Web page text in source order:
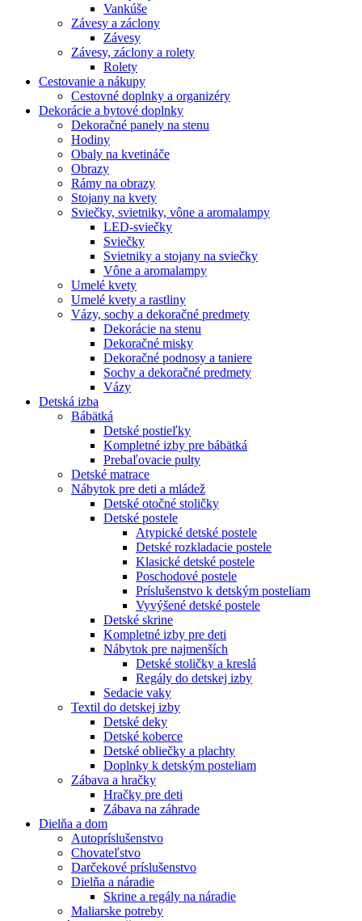
Vankúše
Závesy a záclony
Závesy
Závesy, záclony a rolety
Rolety
Cestovanie a nákupy
Cestovné doplnky a organizéry
Dekorácie a bytové doplnky
Dekoračné panely na stenu
Hodiny
Obaly na kvetináče
Obrazy
Rámy na obrazy
Stojany na kvety
Sviečky, svietniky, vône a aromalampy
LED-sviečky
Sviečky
Svietniky a stojany na sviečky
Vône a aromalampy
Umelé kvety
Umelé kvety a rastliny
Vázy, sochy a dekoračné predmety
Dekorácie na stenu
Dekoračné misky
Dekoračné podnosy a taniere
Sochy a dekoračné predmety
Vázy
Detská izba
Bábätká
Detské postieľky
Kompletné izby pre bábätká
Prebaľovacie pulty
Detské matrace
Nábytok pre deti a mládež
Detské otočné stoličky
Detské postele
Atypické detské postele
Detské rozkladacie postele
Klasické detské postele
Poschodové postele
Príslušenstvo k detským posteliam
Vyvýšené detské postele
Detské skrine
Kompletné izby pre deti
Nábytok pre najmenších
Detské stoličky a kreslá
Regály do detskej izby
Sedacie vaky
Textil do detskej izby
Detské deky
Detské koberce
Detské obliečky a plachty
Doplnky k detským posteliam
Zábava a hračky
Hračky pre deti
Zábava na záhrade
Dielňa a dom
Autopríslušenstvo
Chovateľstvo
Darčekové príslušenstvo
Dielňa a náradie
Skrine a regály na náradie
Maliarske potreby